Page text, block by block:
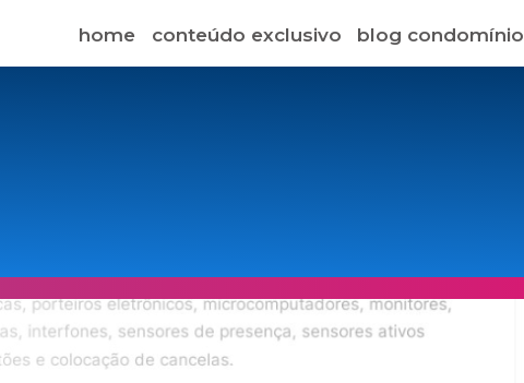
home conteúdo exclusivo blog condomínio